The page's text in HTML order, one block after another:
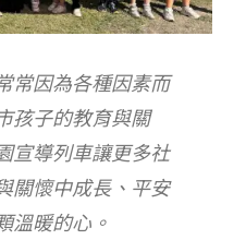
常因為各種因素而
孩子的教育與關
宣導列車讓更多社
關懷中成長、平安
溫暖的心。